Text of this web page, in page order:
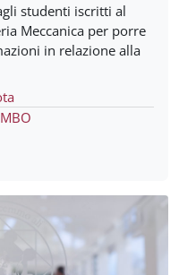
studenti iscritti al
Meccanica per porre
in relazione alla